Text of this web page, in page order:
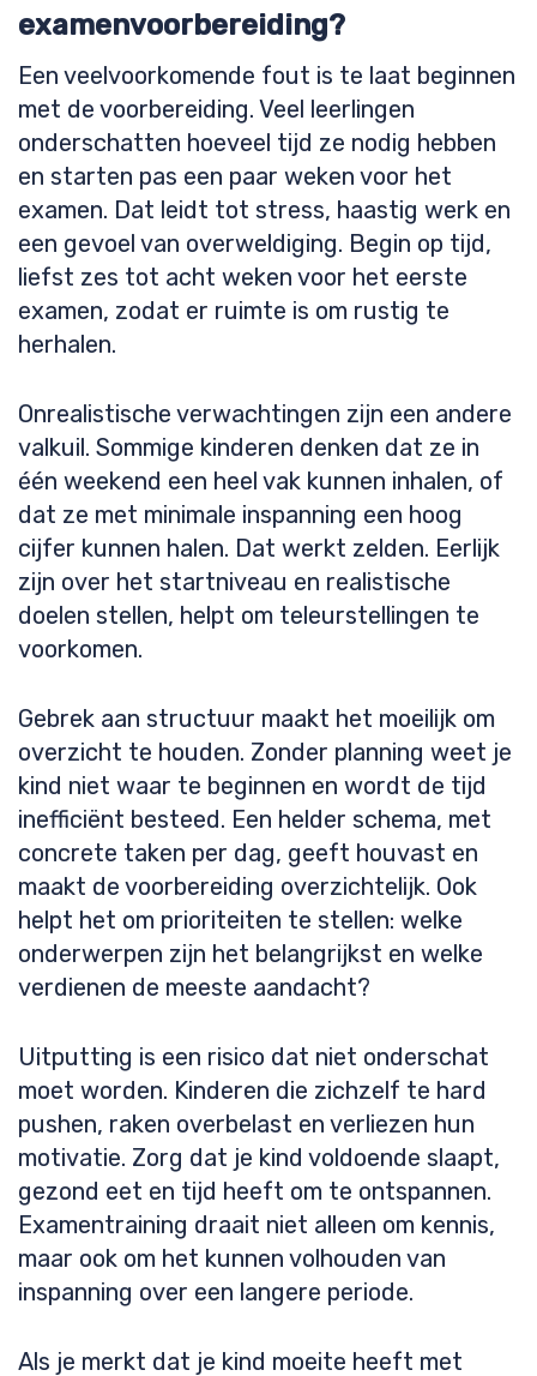
examenvoorbereiding?
Een veelvoorkomende fout is te laat beginnen
met de voorbereiding. Veel leerlingen
onderschatten hoeveel tijd ze nodig hebben
en starten pas een paar weken voor het
examen. Dat leidt tot stress, haastig werk en
een gevoel van overweldiging. Begin op tijd,
liefst zes tot acht weken voor het eerste
examen, zodat er ruimte is om rustig te
herhalen.
Onrealistische verwachtingen zijn een andere
valkuil. Sommige kinderen denken dat ze in
één weekend een heel vak kunnen inhalen, of
dat ze met minimale inspanning een hoog
cijfer kunnen halen. Dat werkt zelden. Eerlijk
zijn over het startniveau en realistische
doelen stellen, helpt om teleurstellingen te
voorkomen.
Gebrek aan structuur maakt het moeilijk om
overzicht te houden. Zonder planning weet je
kind niet waar te beginnen en wordt de tijd
inefficiënt besteed. Een helder schema, met
concrete taken per dag, geeft houvast en
maakt de voorbereiding overzichtelijk. Ook
helpt het om prioriteiten te stellen: welke
onderwerpen zijn het belangrijkst en welke
verdienen de meeste aandacht?
Uitputting is een risico dat niet onderschat
moet worden. Kinderen die zichzelf te hard
pushen, raken overbelast en verliezen hun
motivatie. Zorg dat je kind voldoende slaapt,
gezond eet en tijd heeft om te ontspannen.
Examentraining draait niet alleen om kennis,
maar ook om het kunnen volhouden van
inspanning over een langere periode.
Als je merkt dat je kind moeite heeft met